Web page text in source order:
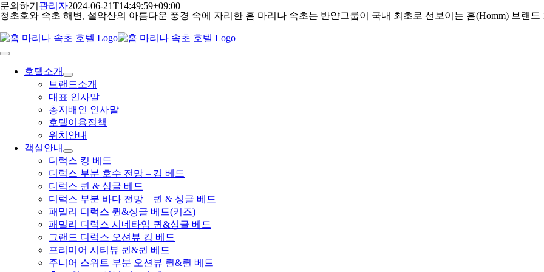
콘
텐
츠
로
건
청초호와 속초 해변, 설악산의 아름다운 풍경 속에 자리한 홈 마리나 속초는 반얀그룹이 국내 최초로 선보이는 홈(Homm) 브랜드
Toggle
Navigation호텔소개
브랜드소개
대표 인사말
총지배인 인사말
호텔이용정책
위치안내
객실안내
디럭스 킹 베드
디럭스 부분 호수 전망 – 킹 베드
디럭스 퀸 & 싱글 베드
디럭스 부분 바다 전망 – 퀸 & 싱글 베드
패밀리 디럭스 퀸&싱글 베드(키즈)
패밀리 디럭스 시네타임 퀸&싱글 베드
그랜드 디럭스 오션뷰 킹 베드
프리미어 시티뷰 퀸&퀸 베드
주니어 스위트 부분 오션뷰 퀸&퀸 베드
문의하기 관리자2024-06-21T14:49:59+09:00